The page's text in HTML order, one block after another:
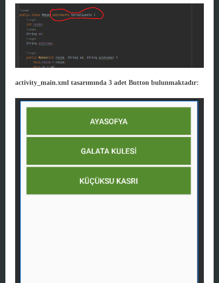
activity_main.xml tasarımında 3 adet Button bulunmaktadır: